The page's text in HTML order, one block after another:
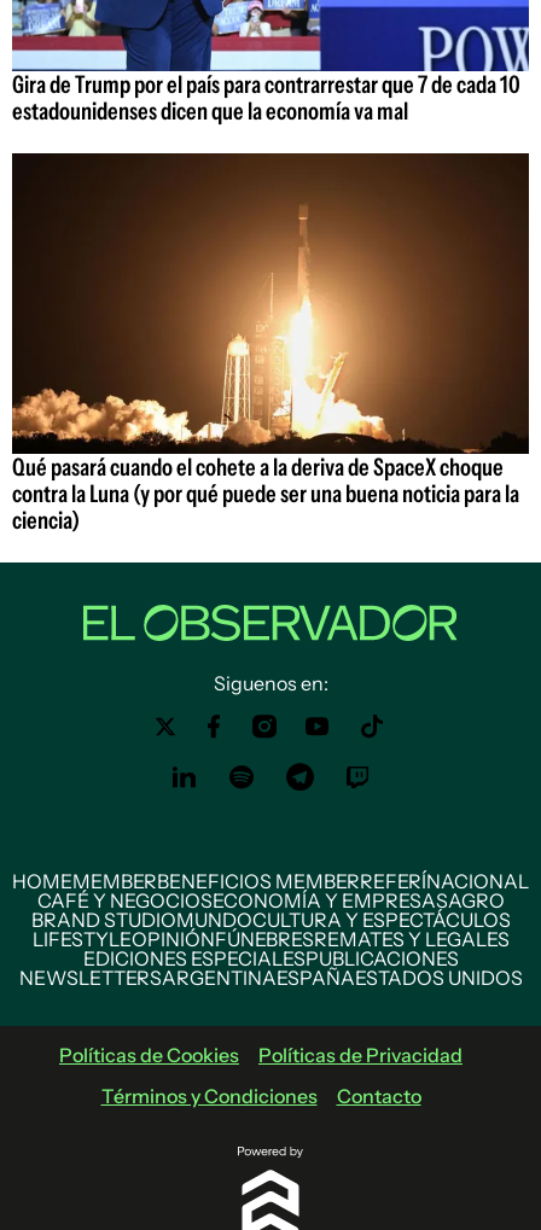
Gira de Trump por el país para contrarrestar que 7 de cada 10
estadounidenses dicen que la economía va mal
Qué pasará cuando el cohete a la deriva de SpaceX choque
contra la Luna (y por qué puede ser una buena noticia para la
ciencia)
Siguenos en:
HOMEMEMBERBENEFICIOS MEMBERREFERÍNACIONAL
CAFÉ Y NEGOCIOSECONOMÍA Y EMPRESASAGRO
BRAND STUDIOMUNDOCULTURA Y ESPECTÁCULOS
LIFESTYLEOPINIÓNFÚNEBRESREMATES Y LEGALES
EDICIONES ESPECIALESPUBLICACIONES
NEWSLETTERSARGENTINAESPAÑAESTADOS UNIDOS
Políticas de Cookies
Políticas de Privacidad
Términos y Condiciones
Contacto